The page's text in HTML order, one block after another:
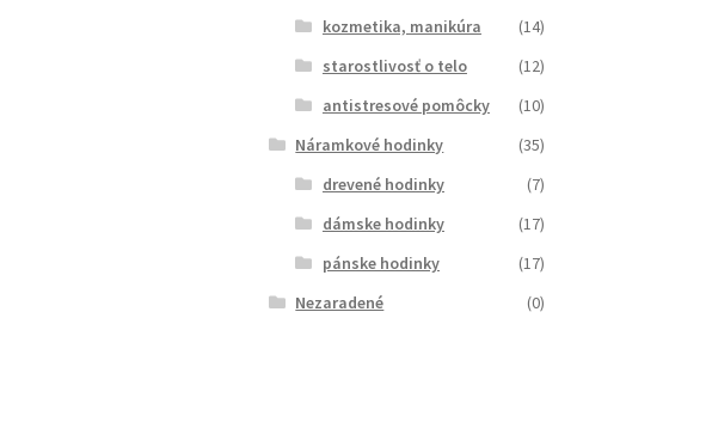
kozmetika, manikúra
(14)
starostlivosť o telo
(12)
antistresové pomôcky
(10)
Náramkové hodinky
(35)
drevené hodinky
(7)
dámske hodinky
(17)
pánske hodinky
(17)
Nezaradené
(0)